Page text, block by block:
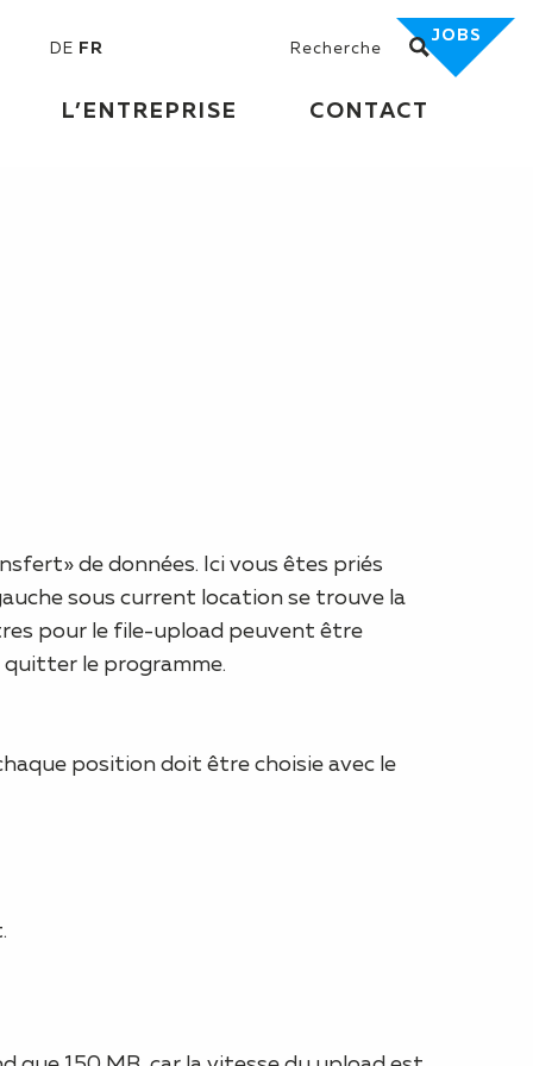
JOBS
DE FR
L’ENTREPRISE CONTACT
de données. Ici vous êtes priés
sous current location se trouve la
pour le file-upload peuvent être
le programme.
position doit être choisie avec le